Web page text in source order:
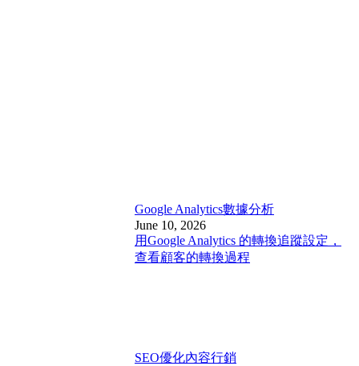
Google Analytics數據分析
June 10, 2026
用Google Analytics 的轉換追蹤設定，
查看顧客的轉換過程
SEO優化內容行銷